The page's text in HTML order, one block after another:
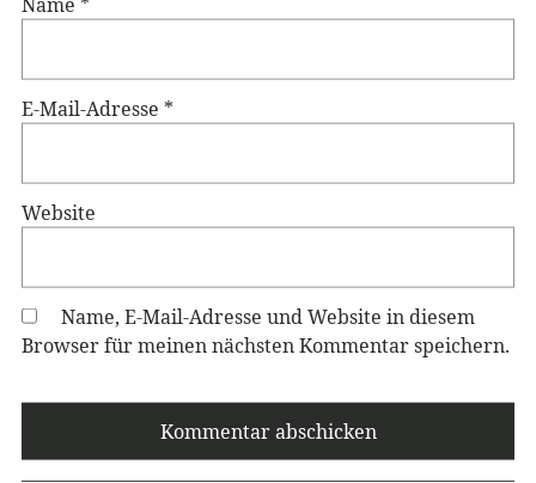
E-Mail-Adresse *
Website
Name, E-Mail-Adresse und Website in diesem
Browser für meinen nächsten Kommentar speichern.